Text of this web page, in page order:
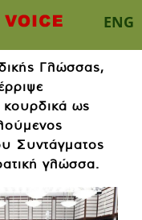
ENG
Γλώσσας,
κουρδικά ως
Συντάγματος
γλώσσα.